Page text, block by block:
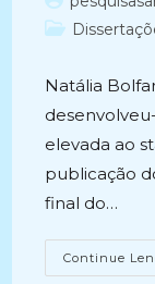
do
Categoria
Natália
elevada ao
publicação
final do…
Continue